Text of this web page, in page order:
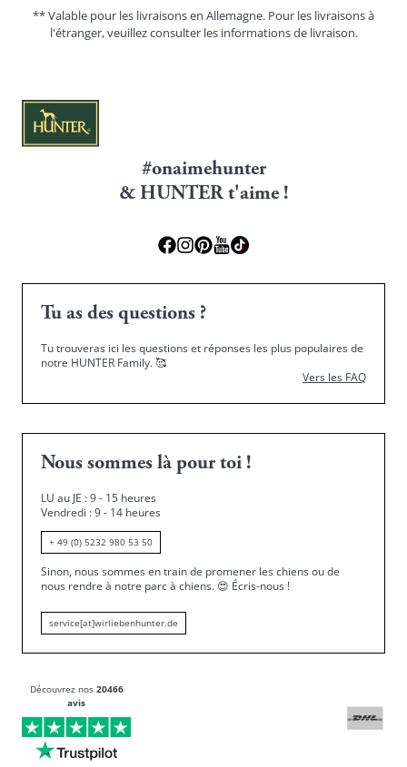
** Valable pour les livraisons en Allemagne. Pour les livraisons à
l'étranger, veuillez consulter les informations de livraison.
#onaimehunter
& HUNTER t'aime !
Tu as des questions ?
Tu trouveras ici les questions et réponses les plus populaires de
notre HUNTER Family.🥰
Vers les FAQ
Nous sommes là pour toi !
LU au JE : 9 - 15 heures
Vendredi : 9 - 14 heures
+ 49 (0) 5232 980 53 50
Sinon, nous sommes en train de promener les chiens ou de
nous rendre à notre parc à chiens. 😍 Écris-nous !
service[at]wirliebenhunter.de
Découvrez nos 20466
avis